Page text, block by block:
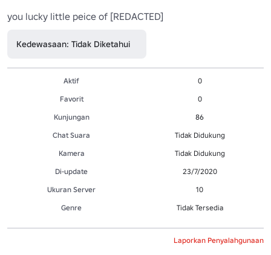
you lucky little peice of [REDACTED]
Kedewasaan: Tidak Diketahui
Aktif
0
Favorit
0
Kunjungan
86
Chat Suara
Tidak Didukung
Kamera
Tidak Didukung
Di-update
23/7/2020
Ukuran Server
10
Genre
Tidak Tersedia
Laporkan Penyalahgunaan